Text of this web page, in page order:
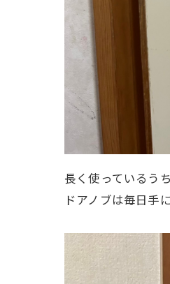
長く使っているう
ドアノブは毎日手